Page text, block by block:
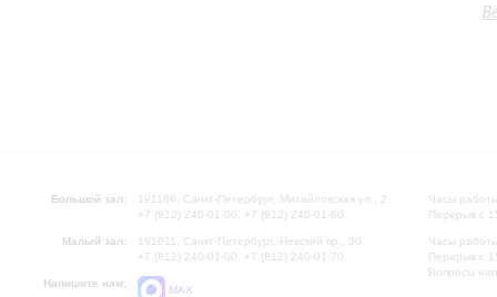
Большой зал:
191186, Санкт-Петербург, Михайловская ул., 2
+7 (812) 240-01-00, +7 (812) 240-01-80
Малый зал:
191011, Санкт-Петербург, Невский пр., 30
+7 (812) 240-01-00, +7 (812) 240-01-70
Напишите нам:
MAX
Часы
Перерыв с
Часы
Перерыв с
Вопросы